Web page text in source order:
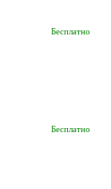
Бесплатно
Бесплатно